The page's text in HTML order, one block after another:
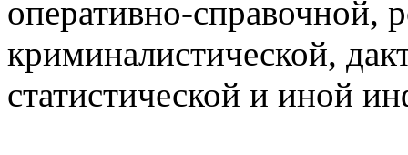
оперативно-справочной,
криминалистической,
статистической и иной